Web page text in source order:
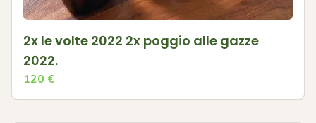
2x le volte 2022 2x poggio alle gazze
2022.
120 €